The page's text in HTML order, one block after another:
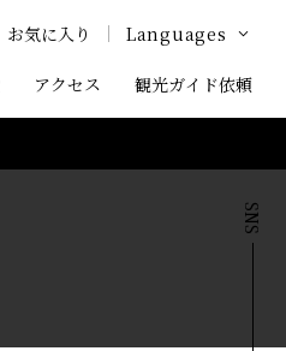
アクセス 観光ガイド依頼
お気に入り Languages
Google Translate